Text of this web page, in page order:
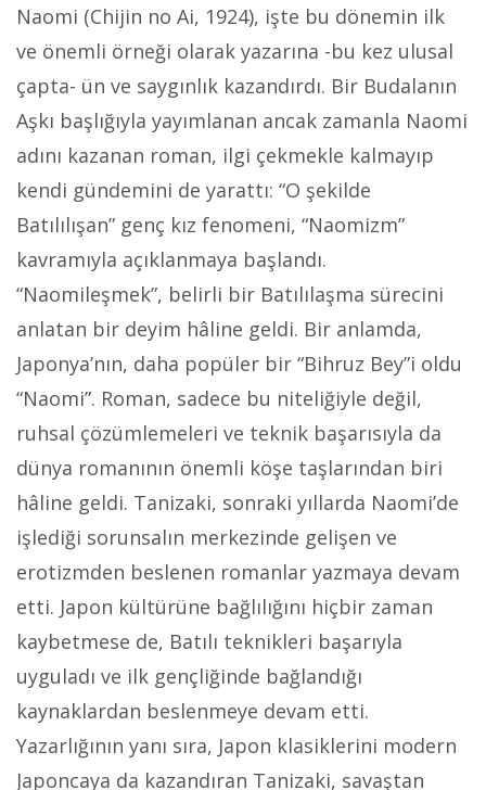
Naomi (Chijin no Ai, 1924), işte bu dönemin ilk
ve önemli örneği olarak yazarına -bu kez ulusal
çapta- ün ve saygınlık kazandırdı. Bir Budalanın
Aşkı başlığıyla yayımlanan ancak zamanla Naomi
adını kazanan roman, ilgi çekmekle kalmayıp
kendi gündemini de yarattı: “O şekilde
Batılılışan” genç kız fenomeni, “Naomizm”
kavramıyla açıklanmaya başlandı.
“Naomileşmek”, belirli bir Batılılaşma sürecini
anlatan bir deyim hâline geldi. Bir anlamda,
Japonya’nın, daha popüler bir “Bihruz Bey”i oldu
“Naomi”. Roman, sadece bu niteliğiyle değil,
ruhsal çözümlemeleri ve teknik başarısıyla da
dünya romanının önemli köşe taşlarından biri
hâline geldi. Tanizaki, sonraki yıllarda Naomi’de
işlediği sorunsalın merkezinde gelişen ve
erotizmden beslenen romanlar yazmaya devam
etti. Japon kültürüne bağlılığını hiçbir zaman
kaybetmese de, Batılı teknikleri başarıyla
uyguladı ve ilk gençliğinde bağlandığı
kaynaklardan beslenmeye devam etti.
Yazarlığının yanı sıra, Japon klasiklerini modern
Japoncaya da kazandıran Tanizaki, savaştan